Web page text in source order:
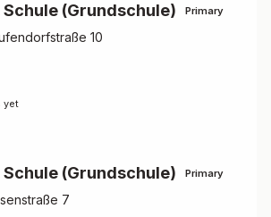
Schule (Grundschule) Primary
10
yet
Schule (Grundschule) Primary
7